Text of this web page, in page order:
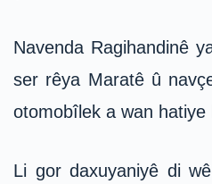
Navenda Ragihandinê
ser rêya Maratê û
otomobîlek a wan hatiye
Li gor daxuyaniyê di